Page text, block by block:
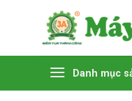
dung
Danh mục